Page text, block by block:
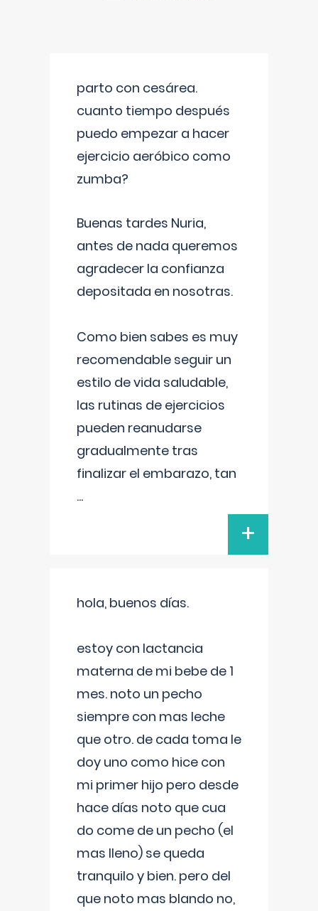
parto con cesárea.
cuanto tiempo después
puedo empezar a hacer
ejercicio aeróbico como
zumba?
Buenas tardes Nuria,
antes de nada queremos
agradecer la confianza
depositada en nosotras.
Como bien sabes es muy
recomendable seguir un
estilo de vida saludable,
las rutinas de ejercicios
pueden reanudarse
gradualmente tras
finalizar el embarazo, tan
...
+
hola, buenos días.
estoy con lactancia
materna de mi bebe de 1
mes. noto un pecho
siempre con mas leche
que otro. de cada toma le
doy uno como hice con
mi primer hijo pero desde
hace días noto que cua
do come de un pecho (el
mas lleno) se queda
tranquilo y bien. pero del
que noto mas blando no,